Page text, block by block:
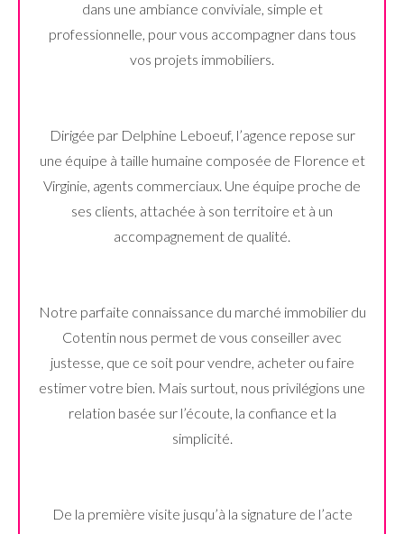
dans une ambiance conviviale, simple et
professionnelle, pour vous accompagner dans tous
vos projets immobiliers.
Dirigée par Delphine Leboeuf, l’agence repose sur
une équipe à taille humaine composée de Florence et
Virginie, agents commerciaux. Une équipe proche de
ses clients, attachée à son territoire et à un
accompagnement de qualité.
Notre parfaite connaissance du marché immobilier du
Cotentin nous permet de vous conseiller avec
justesse, que ce soit pour vendre, acheter ou faire
estimer votre bien. Mais surtout, nous privilégions une
relation basée sur l’écoute, la confiance et la
simplicité.
De la première visite jusqu’à la signature de l’acte